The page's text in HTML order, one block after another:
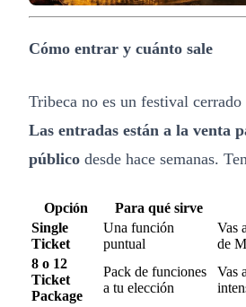
Cómo entrar y cuánto sale
Tribeca no es un festival
Las entradas están a la venta
público desde hace semanas.
Opción Para qué sirve
Single
Ticket
Una función
puntual
Vas
de
8 o 12
Ticket
Package
Pack de funciones
a tu elección
Vas